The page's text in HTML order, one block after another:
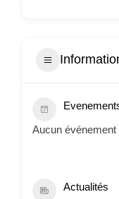
Aucun événement
Actualités